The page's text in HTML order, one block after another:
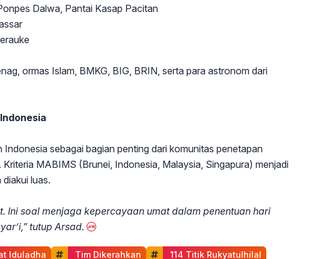
Dalwa, Pantai Kasap Pacitan
ormas Islam, BMKG, BIG, BRIN, serta para astronom dari
Indonesia sebagai bagian penting dari komunitas penetapan
MABIMS (Brunei, Indonesia, Malaysia, Singapura) menjadi
luas.
Ini soal menjaga kepercayaan umat dalam penentuan hari
tutup Arsad.
Iduladha Tim Dikerahkan 114 Titik Rukyatulhilal